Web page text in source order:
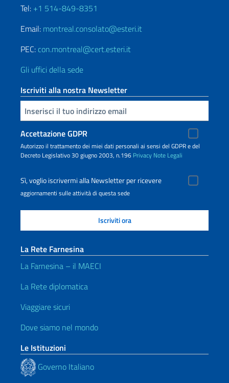
Tel: +1 514-849-8351
Email: montreal.consolato@esteri.it
PEC: con.montreal@cert.esteri.it
Gli uffici della sede
Iscriviti alla nostra Newsletter
Inserisci la tua email
Accettazione GDPR
Autorizzo il trattamento dei miei dati personali ai sensi del GDPR e del
Decreto Legislativo 30 giugno 2003, n.196 Privacy Note Legali
Sì, voglio iscrivermi alla Newsletter per ricevere
aggiornamenti sulle attività di questa sede
La Rete Farnesina
La Farnesina – il MAECI
La Rete diplomatica
Viaggiare sicuri
Dove siamo nel mondo
Le Istituzioni
Governo Italiano